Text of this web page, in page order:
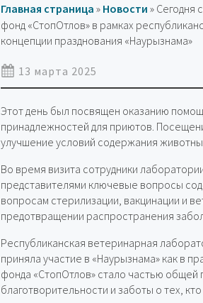
Главная страница » Новости » Сегодня
фонд «СтопОтлов» в рамках
концепции празднования «Наурызнама»
13 марта 2025
Этот день был посвящен оказанию
принадлежностей для приютов.
улучшение условий содержания
Во время визита сотрудники
представителями ключевые вопросы
вопросам стерилизации, вакцинации и
предотвращении распространения
Республиканская ветеринарная
приняла участие в «Наурызнама» как в
фонда «СтопОтлов» стало частью
благотворительности и заботы о тех,